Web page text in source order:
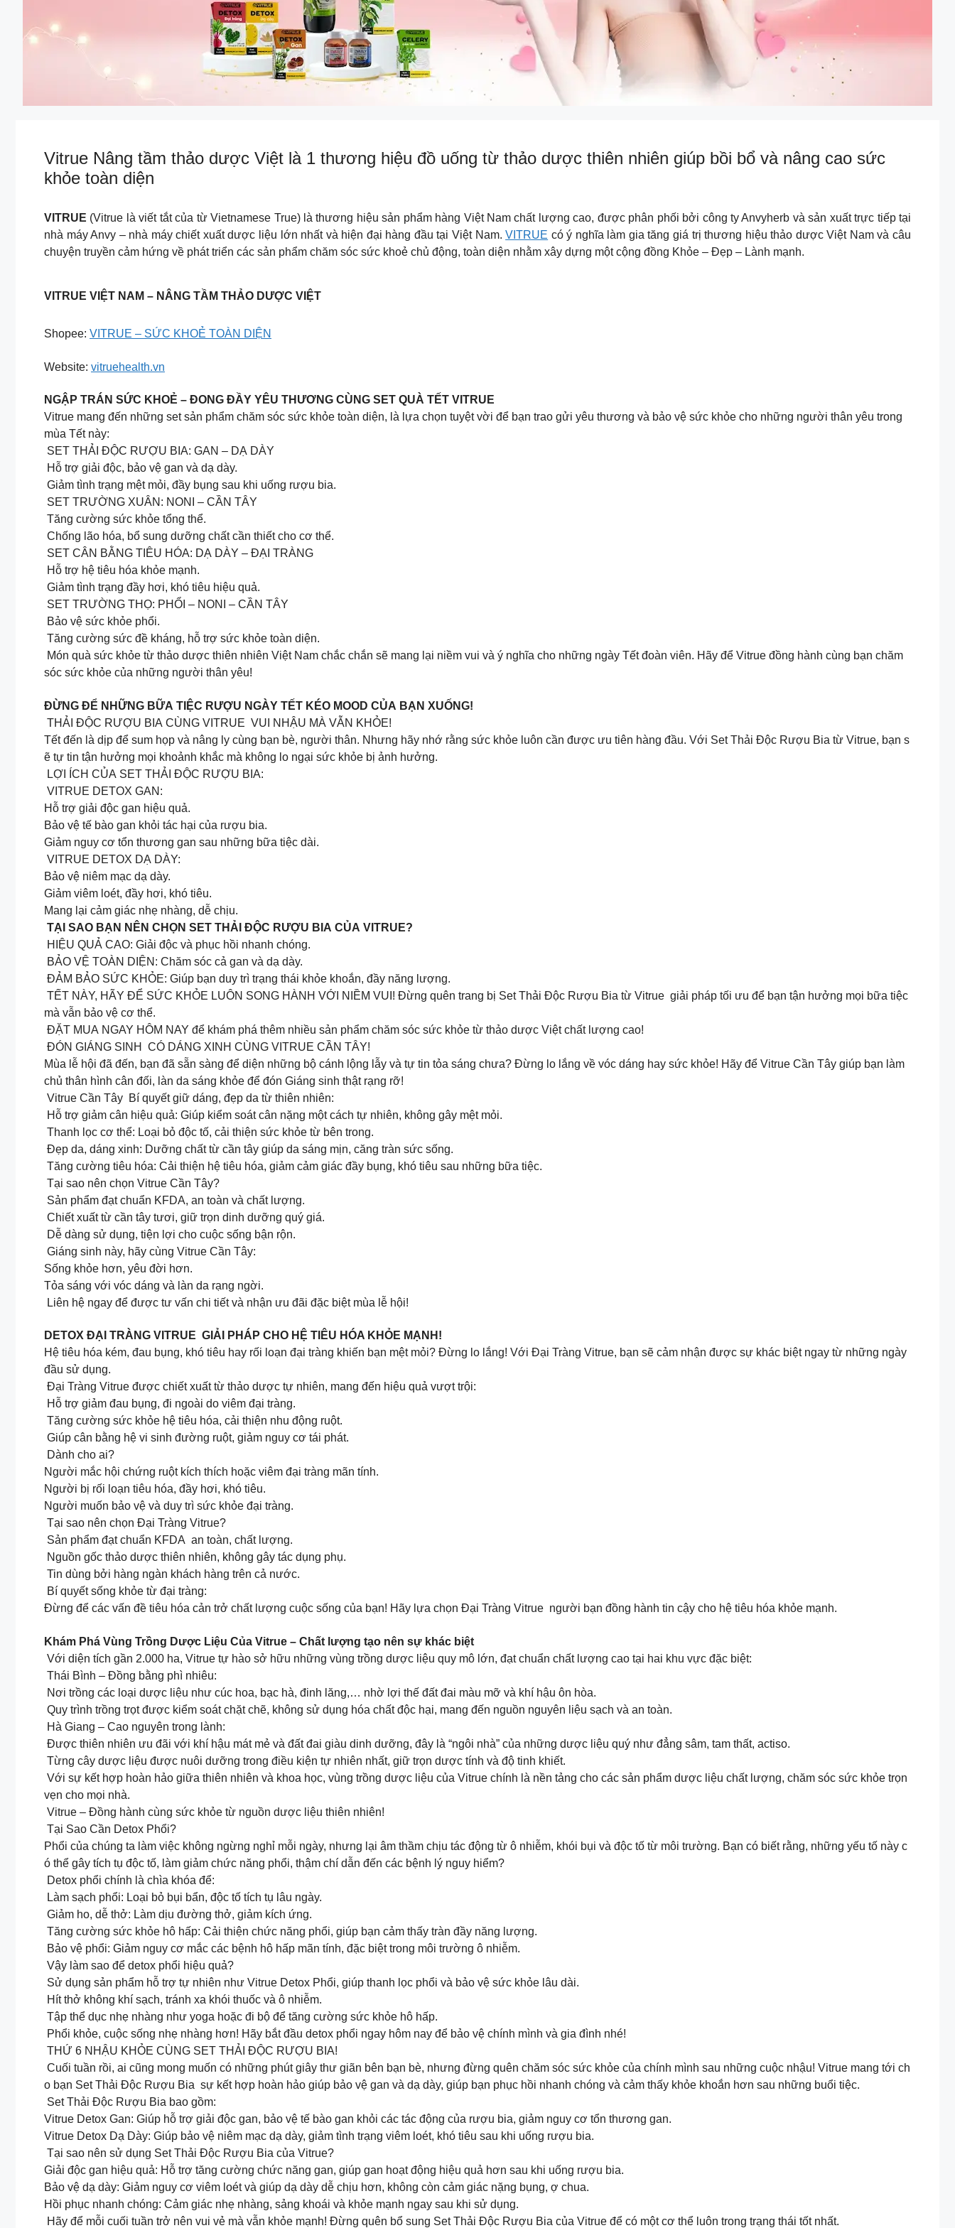
Vitrue Nâng tầm thảo dược Việt là 1 thương hiệu đồ uống từ thảo dược thiên nhiên giúp bồi bổ và nâng cao sức
khỏe toàn diện
VITRUE (Vitrue là viết tắt của từ Vietnamese True) là thương hiệu sản phẩm hàng Việt Nam chất lượng cao, được phân phối bởi công ty Anvyherb và sản xuất trực tiếp tại
nhà máy Anvy – nhà máy chiết xuất dược liệu lớn nhất và hiện đại hàng đầu tại Việt Nam.VITRUE có ý nghĩa làm gia tăng giá trị thương hiệu thảo dược Việt Nam và câu
chuyện truyền cảm hứng về phát triển các sản phẩm chăm sóc sức khoẻ chủ động, toàn diện nhằm xây dựng một cộng đồng Khỏe – Đẹp – Lành mạnh.
VITRUE VIỆT NAM – NÂNG TẦM THẢO DƯỢC VIỆT
Shopee: VITRUE – SỨC KHOẺ TOÀN DIỆN
Website: vitruehealth.vn
NGẬP TRÁN SỨC KHOẺ – ĐONG ĐẦY YÊU THƯƠNG CÙNG SET QUÀ TẾT VITRUE
Vitrue mang đến những set sản phẩm chăm sóc sức khỏe toàn diện, là lựa chọn tuyệt vời để bạn trao gửi yêu thương và bảo vệ sức khỏe cho những người thân yêu trong
mùa Tết này:
SET THẢI ĐỘC RƯỢU BIA: GAN – DẠ DÀY
Hỗ trợ giải độc, bảo vệ gan và dạ dày.
Giảm tình trạng mệt mỏi, đầy bụng sau khi uống rượu bia.
SET TRƯỜNG XUÂN: NONI – CẦN TÂY
Tăng cường sức khỏe tổng thể.
Chống lão hóa, bổ sung dưỡng chất cần thiết cho cơ thể.
SET CÂN BẰNG TIÊU HÓA: DẠ DÀY – ĐẠI TRÀNG
Hỗ trợ hệ tiêu hóa khỏe mạnh.
Giảm tình trạng đầy hơi, khó tiêu hiệu quả.
SET TRƯỜNG THỌ: PHỔI – NONI – CẦN TÂY
Bảo vệ sức khỏe phổi.
Tăng cường sức đề kháng, hỗ trợ sức khỏe toàn diện.
Món quà sức khỏe từ thảo dược thiên nhiên Việt Nam chắc chắn sẽ mang lại niềm vui và ý nghĩa cho những ngày Tết đoàn viên. Hãy để Vitrue đồng hành cùng bạn chăm
sóc sức khỏe của những người thân yêu!
ĐỪNG ĐỂ NHỮNG BỮA TIỆC RƯỢU NGÀY TẾT KÉO MOOD CỦA BẠN XUỐNG!
THẢI ĐỘC RƯỢU BIA CÙNG VITRUE VUI NHẬU MÀ VẪN KHỎE!
Tết đến là dịp để sum họp và nâng ly cùng bạn bè, người thân. Nhưng hãy nhớ rằng sức khỏe luôn cần được ưu tiên hàng đầu. Với Set Thải Độc Rượu Bia từ Vitrue, bạn s
ẽ tự tin tận hưởng mọi khoảnh khắc mà không lo ngại sức khỏe bị ảnh hưởng.
LỢI ÍCH CỦA SET THẢI ĐỘC RƯỢU BIA:
VITRUE DETOX GAN:
Hỗ trợ giải độc gan hiệu quả.
Bảo vệ tế bào gan khỏi tác hại của rượu bia.
Giảm nguy cơ tổn thương gan sau những bữa tiệc dài.
VITRUE DETOX DẠ DÀY:
Bảo vệ niêm mạc dạ dày.
Giảm viêm loét, đầy hơi, khó tiêu.
Mang lại cảm giác nhẹ nhàng, dễ chịu.
TẠI SAO BẠN NÊN CHỌN SET THẢI ĐỘC RƯỢU BIA CỦA VITRUE?
HIỆU QUẢ CAO: Giải độc và phục hồi nhanh chóng.
BẢO VỆ TOÀN DIỆN: Chăm sóc cả gan và dạ dày.
ĐẢM BẢO SỨC KHỎE: Giúp bạn duy trì trạng thái khỏe khoắn, đầy năng lượng.
TẾT NÀY, HÃY ĐỂ SỨC KHỎE LUÔN SONG HÀNH VỚI NIỀM VUI! Đừng quên trang bị Set Thải Độc Rượu Bia từ Vitrue giải pháp tối ưu để bạn tận hưởng mọi bữa tiệc
mà vẫn bảo vệ cơ thể.
ĐẶT MUA NGAY HÔM NAY để khám phá thêm nhiều sản phẩm chăm sóc sức khỏe từ thảo dược Việt chất lượng cao!
ĐÓN GIÁNG SINH CÓ DÁNG XINH CÙNG VITRUE CẦN TÂY!
Mùa lễ hội đã đến, bạn đã sẵn sàng để diện những bộ cánh lộng lẫy và tự tin tỏa sáng chưa? Đừng lo lắng về vóc dáng hay sức khỏe! Hãy để Vitrue Cần Tây giúp bạn làm
chủ thân hình cân đối, làn da sáng khỏe để đón Giáng sinh thật rạng rỡ!
Vitrue Cần Tây Bí quyết giữ dáng, đẹp da từ thiên nhiên:
Hỗ trợ giảm cân hiệu quả: Giúp kiểm soát cân nặng một cách tự nhiên, không gây mệt mỏi.
Thanh lọc cơ thể: Loại bỏ độc tố, cải thiện sức khỏe từ bên trong.
Đẹp da, dáng xinh: Dưỡng chất từ cần tây giúp da sáng mịn, căng tràn sức sống.
Tăng cường tiêu hóa: Cải thiện hệ tiêu hóa, giảm cảm giác đầy bụng, khó tiêu sau những bữa tiệc.
Tại sao nên chọn Vitrue Cần Tây?
Sản phẩm đạt chuẩn KFDA, an toàn và chất lượng.
Chiết xuất từ cần tây tươi, giữ trọn dinh dưỡng quý giá.
Dễ dàng sử dụng, tiện lợi cho cuộc sống bận rộn.
Giáng sinh này, hãy cùng Vitrue Cần Tây:
Sống khỏe hơn, yêu đời hơn.
Tỏa sáng với vóc dáng và làn da rạng ngời.
Liên hệ ngay để được tư vấn chi tiết và nhận ưu đãi đặc biệt mùa lễ hội!
DETOX ĐẠI TRÀNG VITRUE GIẢI PHÁP CHO HỆ TIÊU HÓA KHỎE MẠNH!
Hệ tiêu hóa kém, đau bụng, khó tiêu hay rối loạn đại tràng khiến bạn mệt mỏi? Đừng lo lắng! Với Đại Tràng Vitrue, bạn sẽ cảm nhận được sự khác biệt ngay từ những ngày
đầu sử dụng.
Đại Tràng Vitrue được chiết xuất từ thảo dược tự nhiên, mang đến hiệu quả vượt trội:
Hỗ trợ giảm đau bụng, đi ngoài do viêm đại tràng.
Tăng cường sức khỏe hệ tiêu hóa, cải thiện nhu động ruột.
Giúp cân bằng hệ vi sinh đường ruột, giảm nguy cơ tái phát.
Dành cho ai?
Người mắc hội chứng ruột kích thích hoặc viêm đại tràng mãn tính.
Người bị rối loạn tiêu hóa, đầy hơi, khó tiêu.
Người muốn bảo vệ và duy trì sức khỏe đại tràng.
Tại sao nên chọn Đại Tràng Vitrue?
Sản phẩm đạt chuẩn KFDA an toàn, chất lượng.
Nguồn gốc thảo dược thiên nhiên, không gây tác dụng phụ.
Tin dùng bởi hàng ngàn khách hàng trên cả nước.
Bí quyết sống khỏe từ đại tràng:
Đừng để các vấn đề tiêu hóa cản trở chất lượng cuộc sống của bạn! Hãy lựa chọn Đại Tràng Vitrue người bạn đồng hành tin cậy cho hệ tiêu hóa khỏe mạnh.
Khám Phá Vùng Trồng Dược Liệu Của Vitrue – Chất lượng tạo nên sự khác biệt
Với diện tích gần 2.000 ha, Vitrue tự hào sở hữu những vùng trồng dược liệu quy mô lớn, đạt chuẩn chất lượng cao tại hai khu vực đặc biệt:
Thái Bình – Đồng bằng phì nhiêu:
Nơi trồng các loại dược liệu như cúc hoa, bạc hà, đinh lăng,… nhờ lợi thế đất đai màu mỡ và khí hậu ôn hòa.
Quy trình trồng trọt được kiểm soát chặt chẽ, không sử dụng hóa chất độc hại, mang đến nguồn nguyên liệu sạch và an toàn.
Hà Giang – Cao nguyên trong lành:
Được thiên nhiên ưu đãi với khí hậu mát mẻ và đất đai giàu dinh dưỡng, đây là “ngôi nhà” của những dược liệu quý như đẳng sâm, tam thất, actiso.
Từng cây dược liệu được nuôi dưỡng trong điều kiện tự nhiên nhất, giữ trọn dược tính và độ tinh khiết.
Với sự kết hợp hoàn hảo giữa thiên nhiên và khoa học, vùng trồng dược liệu của Vitrue chính là nền tảng cho các sản phẩm dược liệu chất lượng, chăm sóc sức khỏe trọn
vẹn cho mọi nhà.
Vitrue – Đồng hành cùng sức khỏe từ nguồn dược liệu thiên nhiên!
Tại Sao Cần Detox Phổi?
Phổi của chúng ta làm việc không ngừng nghỉ mỗi ngày, nhưng lại âm thầm chịu tác động từ ô nhiễm, khói bụi và độc tố từ môi trường. Bạn có biết rằng, những yếu tố này c
ó thể gây tích tụ độc tố, làm giảm chức năng phổi, thậm chí dẫn đến các bệnh lý nguy hiểm?
Detox phổi chính là chìa khóa để:
Làm sạch phổi: Loại bỏ bụi bẩn, độc tố tích tụ lâu ngày.
Giảm ho, dễ thở: Làm dịu đường thở, giảm kích ứng.
Tăng cường sức khỏe hô hấp: Cải thiện chức năng phổi, giúp bạn cảm thấy tràn đầy năng lượng.
Bảo vệ phổi: Giảm nguy cơ mắc các bệnh hô hấp mãn tính, đặc biệt trong môi trường ô nhiễm.
Vậy làm sao để detox phổi hiệu quả?
Sử dụng sản phẩm hỗ trợ tự nhiên như Vitrue Detox Phổi, giúp thanh lọc phổi và bảo vệ sức khỏe lâu dài.
Hít thở không khí sạch, tránh xa khói thuốc và ô nhiễm.
Tập thể dục nhẹ nhàng như yoga hoặc đi bộ để tăng cường sức khỏe hô hấp.
Phổi khỏe, cuộc sống nhẹ nhàng hơn! Hãy bắt đầu detox phổi ngay hôm nay để bảo vệ chính mình và gia đình nhé!
THỨ 6 NHẬU KHỎE CÙNG SET THẢI ĐỘC RƯỢU BIA!
Cuối tuần rồi, ai cũng mong muốn có những phút giây thư giãn bên bạn bè, nhưng đừng quên chăm sóc sức khỏe của chính mình sau những cuộc nhậu! Vitrue mang tới ch
o bạn Set Thải Độc Rượu Bia sự kết hợp hoàn hảo giúp bảo vệ gan và dạ dày, giúp bạn phục hồi nhanh chóng và cảm thấy khỏe khoắn hơn sau những buổi tiệc.
Set Thải Độc Rượu Bia bao gồm:
Vitrue Detox Gan: Giúp hỗ trợ giải độc gan, bảo vệ tế bào gan khỏi các tác động của rượu bia, giảm nguy cơ tổn thương gan.
Vitrue Detox Dạ Dày: Giúp bảo vệ niêm mạc dạ dày, giảm tình trạng viêm loét, khó tiêu sau khi uống rượu bia.
Tại sao nên sử dụng Set Thải Độc Rượu Bia của Vitrue?
Giải độc gan hiệu quả: Hỗ trợ tăng cường chức năng gan, giúp gan hoạt động hiệu quả hơn sau khi uống rượu bia.
Bảo vệ dạ dày: Giảm nguy cơ viêm loét và giúp dạ dày dễ chịu hơn, không còn cảm giác nặng bụng, ợ chua.
Hồi phục nhanh chóng: Cảm giác nhẹ nhàng, sảng khoái và khỏe mạnh ngay sau khi sử dụng.
Hãy để mỗi cuối tuần trở nên vui vẻ mà vẫn khỏe mạnh! Đừng quên bổ sung Set Thải Độc Rượu Bia của Vitrue để có một cơ thể luôn trong trạng thái tốt nhất.